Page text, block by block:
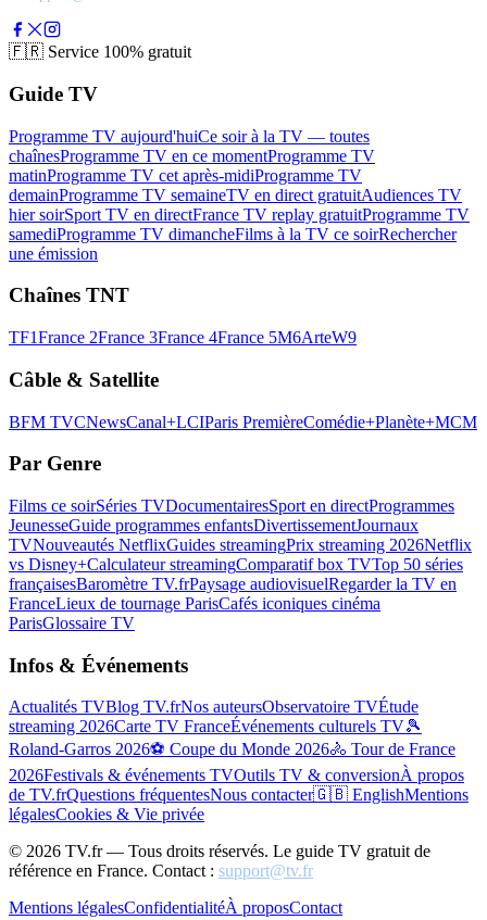
🇫🇷 Service 100% gratuit
Guide TV
Programme TV aujourd'huiCe soir à la TV — toutes
chaînesProgramme TV en ce momentProgramme TV
matinProgramme TV cet après-midiProgramme TV
demainProgramme TV semaineTV en direct gratuitAudiences TV
hier soirSport TV en directFrance TV replay gratuitProgramme TV
samediProgramme TV dimancheFilms à la TV ce soirRechercher
une émission
Chaînes TNT
TF1France 2France 3France 4France 5M6ArteW9
Câble & Satellite
BFM TVCNewsCanal+LCIParis PremièreComédie+Planète+MCM
Par Genre
Films ce soirSéries TVDocumentairesSport en directProgrammes
JeunesseGuide programmes enfantsDivertissementJournaux
TVNouveautés NetflixGuides streamingPrix streaming 2026Netflix
vs Disney+Calculateur streamingComparatif box TVTop 50 séries
françaisesBaromètre TV.frPaysage audiovisuelRegarder la TV en
FranceLieux de tournage ParisCafés iconiques cinéma
ParisGlossaire TV
Infos & Événements
Actualités TVBlog TV.frNos auteursObservatoire TVÉtude
streaming 2026Carte TV FranceÉvénements culturels TV🎾
Roland-Garros 2026⚽ Coupe du Monde 2026🚴 Tour de France
2026Festivals & événements TVOutils TV & conversionÀ propos
de TV.frQuestions fréquentesNous contacter🇬🇧 EnglishMentions
légalesCookies & Vie privée
© 2026 TV.fr — Tous droits réservés. Le guide TV gratuit de
référence en France. Contact : support@tv.fr
Mentions légalesConfidentialitéÀ proposContact